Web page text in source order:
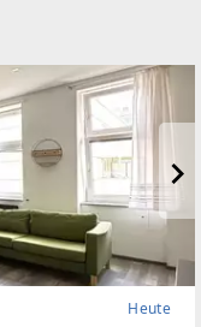
Heute